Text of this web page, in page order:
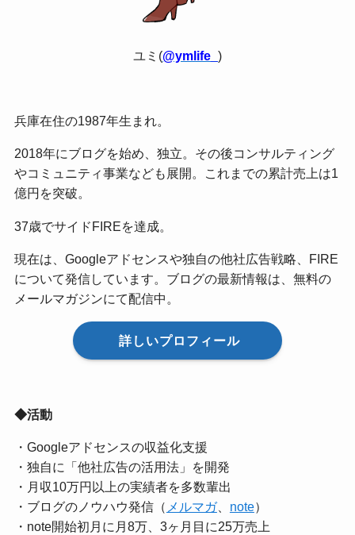
ユミ(@ymlife_ )
兵庫在住の1987年生まれ。
2018年にブログを始め、独立。その後コンサルティング
やコミュニティ事業なども展開。これまでの累計売上は1
億円を突破。
37歳でサイドFIREを達成。
現在は、Googleアドセンスや独自の他社広告戦略、FIRE
について発信しています。ブログの最新情報は、無料の
メールマガジンにて配信中。
詳しいプロフィール
◆活動
・Googleアドセンスの収益化支援
・独自に「他社広告の活用法」を開発
・月収10万円以上の実績者を多数輩出
・ブログのノウハウ発信（ メルマガ、 note）
・note開始初月に月8万、3ヶ月目に25万売上